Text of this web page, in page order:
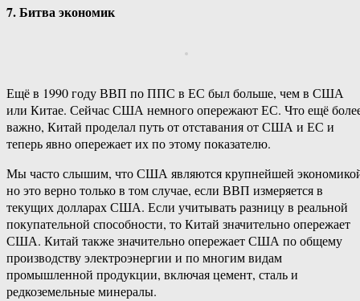
7. Битва экономик
Ещё в 1990 году ВВП по ППС в ЕС был больше, чем в США
или Китае. Сейчас США немного опережают ЕС. Что ещё
важно, Китай проделал путь от отставания от США и ЕС и
теперь явно опережает их по этому показателю.
Мы часто слышим, что США являются крупнейшей
но это верно только в том случае, если ВВП измеряется в
текущих долларах США. Если учитывать разницу в реальной
покупательной способности, то Китай значительно опережает
США. Китай также значительно опережает США по общему
производству электроэнергии и по многим видам
промышленной продукции, включая цемент, сталь и
редкоземельные минералы.